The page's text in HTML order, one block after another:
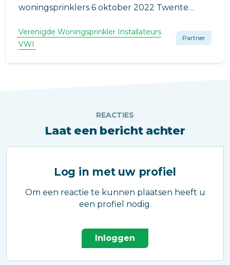
woningsprinklers 6 oktober 2022 Twente
https://brandveiligwonen.org/informatiebijeen
komst-2022
Verenigde Woningsprinkler Installateurs
VWI
Partner
REACTIES
Laat een bericht achter
Log in met uw profiel
Om een reactie te kunnen plaatsen heeft u
een profiel nodig.
Inloggen